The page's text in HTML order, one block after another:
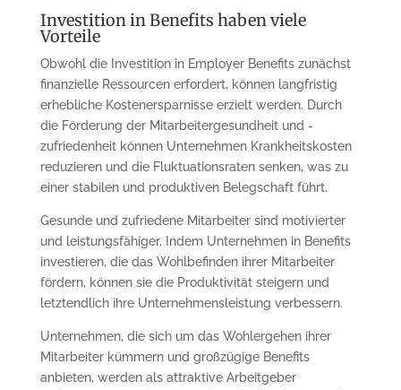
Investition in Benefits haben viele
Vorteile
Obwohl die Investition in Employer Benefits zunächst
finanzielle Ressourcen erfordert, können langfristig
erhebliche Kostenersparnisse erzielt werden. Durch
die Förderung der Mitarbeitergesundheit und -
zufriedenheit können Unternehmen Krankheitskosten
reduzieren und die Fluktuationsraten senken, was zu
einer stabilen und produktiven Belegschaft führt.
Gesunde und zufriedene Mitarbeiter sind motivierter
und leistungsfähiger. Indem Unternehmen in Benefits
investieren, die das Wohlbefinden ihrer Mitarbeiter
fördern, können sie die Produktivität steigern und
letztendlich ihre Unternehmensleistung verbessern.
Unternehmen, die sich um das Wohlergehen ihrer
Mitarbeiter kümmern und großzügige Benefits
anbieten, werden als attraktive Arbeitgeber